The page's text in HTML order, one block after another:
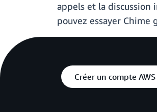
appels et la discussion
pouvez essayer
Créer un compte AWS